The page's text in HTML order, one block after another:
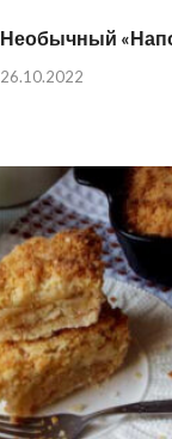
Необычный
26.10.2022